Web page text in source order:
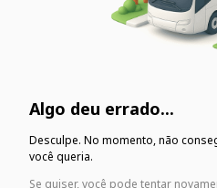
Algo deu errado...
Desculpe. No momento, não
você queria.
Se quiser, você pode tentar